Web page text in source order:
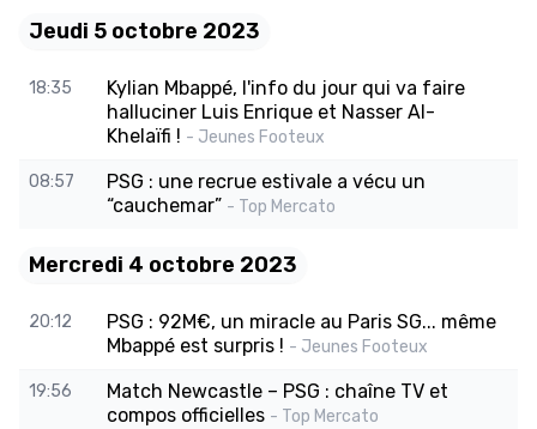
Jeudi 5 octobre 2023
18:35
Kylian Mbappé, l'info du jour qui va faire
halluciner Luis Enrique et Nasser Al-
Khelaïfi ! - Jeunes Footeux
08:57
PSG : une recrue estivale a vécu un
“cauchemar” - Top Mercato
Mercredi 4 octobre 2023
20:12
PSG : 92M€, un miracle au Paris SG... même
Mbappé est surpris ! - Jeunes Footeux
19:56
Match Newcastle – PSG : chaîne TV et
compos officielles - Top Mercato